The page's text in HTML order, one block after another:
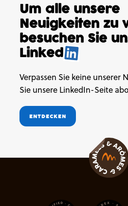
Um alle unsere
Neuigkeiten zu
besuchen Sie
Linked.
Verpassen Sie keine unserer
Sie unsere LinkedIn-Seite
ENTDECKEN